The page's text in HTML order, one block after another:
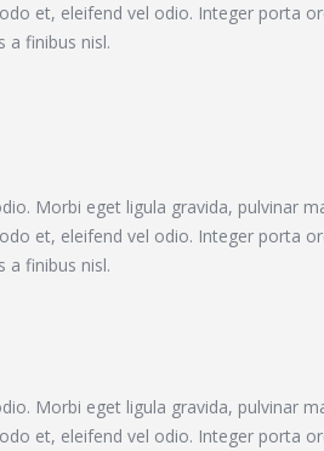
et, eleifend vel odio. Integer porta
a finibus nisl.
Morbi eget ligula gravida, pulvinar
et, eleifend vel odio. Integer porta
a finibus nisl.
Morbi eget ligula gravida, pulvinar
et, eleifend vel odio. Integer porta